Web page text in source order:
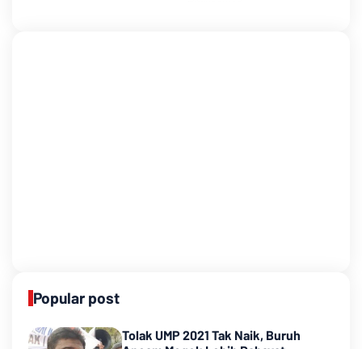
Popular post
Tolak UMP 2021 Tak Naik, Buruh